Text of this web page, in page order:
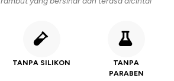
TANPA SILIKON
TANPA
PARABEN